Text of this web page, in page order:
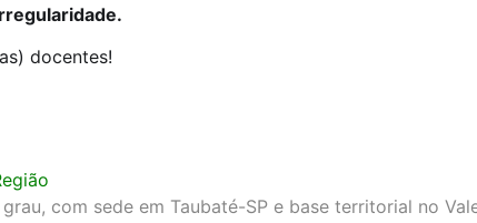
docentes!
com sede em Taubaté-SP e base territorial no